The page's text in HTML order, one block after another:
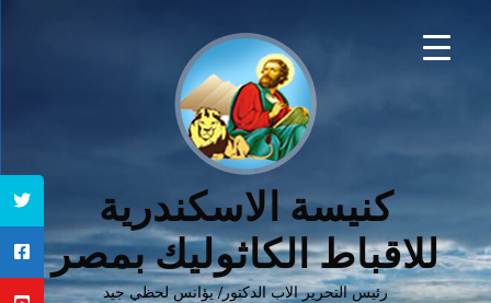
كنيسة الاسكندرية
للاقباط الكاثوليك بمصر
رئيس التحرير الاب الدكتور/ يؤانس لحظي جيد